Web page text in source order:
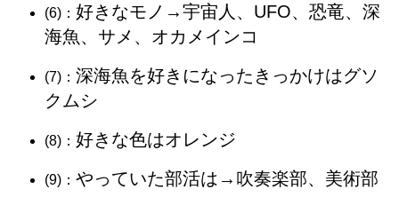
(6)： 好きなモノ→宇宙人、UFO、恐竜、深
海魚、サメ、オカメインコ
(7)： 深海魚を好きになったきっかけはグソ
クムシ
(8)： 好きな色はオレンジ
(9)： やっていた部活は→吹奏楽部、美術部